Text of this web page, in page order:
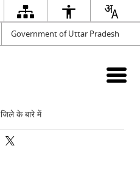
Government of Uttar Pradesh
जिले के बारे में